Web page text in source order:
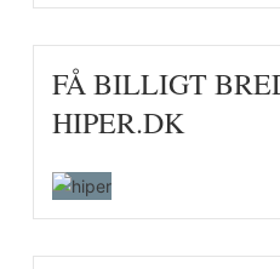
FÅ BILLIGT
HIPER.DK